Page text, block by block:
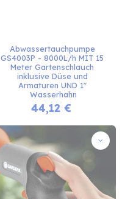
Abwassertauchpumpe
GS4003P - 8000L/h MIT 15
Meter Gartenschlauch
inklusive Düse und
Armaturen UND 1"
Wasserhahn
44,12€